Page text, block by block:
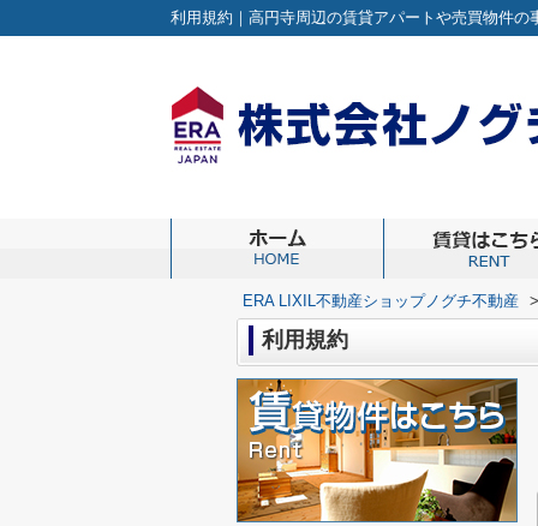
利用規約｜高円寺周辺の賃貸アパートや売買物件
ERA LIXIL不動産ショップノグチ不動産 >
利用規約